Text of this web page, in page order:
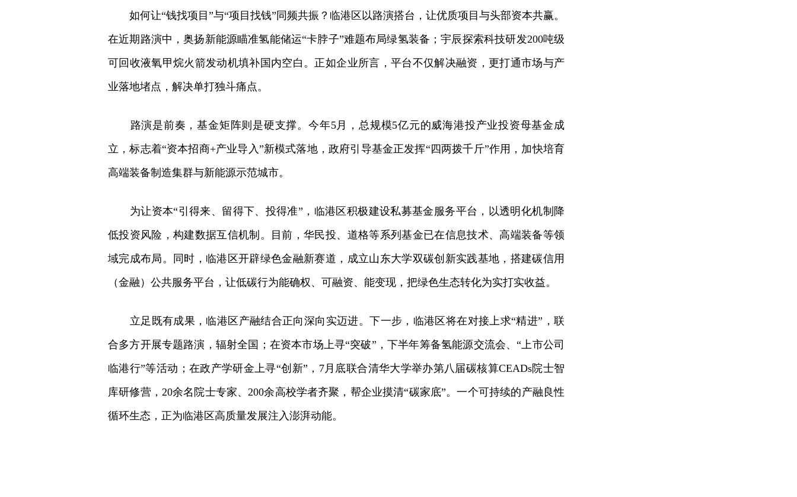
如何让“钱找项目”与“项目找钱”同频共振？临港区以路演搭台，让优质项目与头部资本共赢。
在近期路演中，奥扬新能源瞄准氢能储运“卡脖子”难题布局绿氢装备；宇辰探索科技研发200吨级
可回收液氧甲烷火箭发动机填补国内空白。正如企业所言，平台不仅解决融资，更打通市场与产
业落地堵点，解决单打独斗痛点。
路演是前奏，基金矩阵则是硬支撑。今年5月，总规模5亿元的威海港投产业投资母基金成
立，标志着“资本招商+产业导入”新模式落地，政府引导基金正发挥“四两拨千斤”作用，加快培育
高端装备制造集群与新能源示范城市。
为让资本“引得来、留得下、投得准”，临港区积极建设私募基金服务平台，以透明化机制降
低投资风险，构建数据互信机制。目前，华民投、道格等系列基金已在信息技术、高端装备等领
域完成布局。同时，临港区开辟绿色金融新赛道，成立山东大学双碳创新实践基地，搭建碳信用
（金融）公共服务平台，让低碳行为能确权、可融资、能变现，把绿色生态转化为实打实收益。
立足既有成果，临港区产融结合正向深向实迈进。下一步，临港区将在对接上求“精进”，联
合多方开展专题路演，辐射全国；在资本市场上寻“突破”，下半年筹备氢能源交流会、“上市公司
临港行”等活动；在政产学研金上寻“创新”，7月底联合清华大学举办第八届碳核算CEADs院士智
库研修营，20余名院士专家、200余高校学者齐聚，帮企业摸清“碳家底”。一个可持续的产融良性
循环生态，正为临港区高质量发展注入澎湃动能。